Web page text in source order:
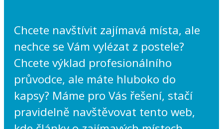
Chcete navštívit zajímavá místa, ale
nechce se Vám vylézat z postele?
Chcete výklad profesionálního
průvodce, ale máte hluboko do
kapsy? Máme pro Vás řešení, stačí
pravidelně navštěvovat tento web,